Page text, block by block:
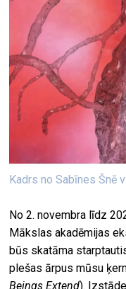
Kadrs no Sabīnes Šnē
No 2. novembra līdz
Mākslas akadēmijas
būs skatāma
plešas ārpus mūsu
Beings Extend).